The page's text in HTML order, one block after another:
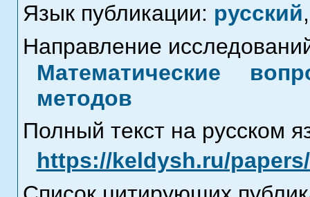
Язык публикации: русский,
Направление
Математические
методов
Полный текст на русском
https://keldysh.ru/